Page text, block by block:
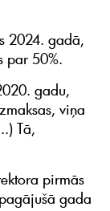
2024. gadā,
par 50%.
gadu,
viņa
Tā,
pirmās
gada